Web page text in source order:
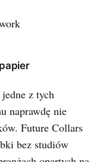
z tych
naprawdę nie
Future Collars
bez studiów